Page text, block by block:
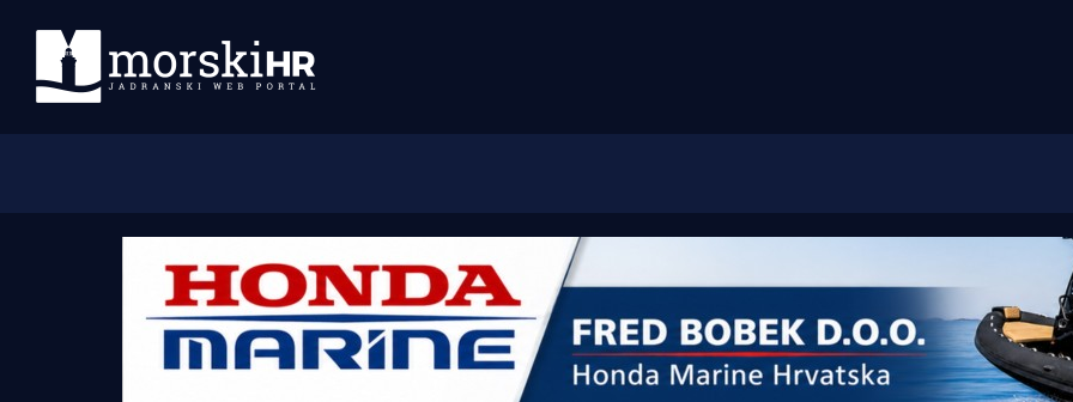
Morski plus